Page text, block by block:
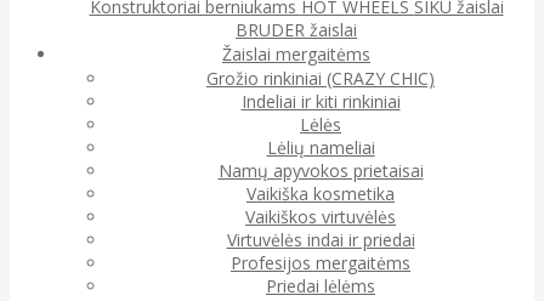
Konstruktoriai berniukams HOT WHEELS SIKU žaislai
BRUDER žaislai
Žaislai mergaitėms
Grožio rinkiniai (CRAZY CHIC)
Indeliai ir kiti rinkiniai
Lėlės
Lėlių nameliai
Namų apyvokos prietaisai
Vaikiška kosmetika
Vaikiškos virtuvėlės
Virtuvėlės indai ir priedai
Profesijos mergaitėms
Priedai lėlėms